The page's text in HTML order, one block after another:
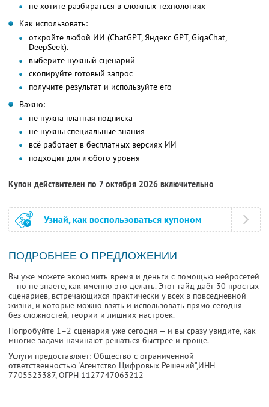
не хотите разбираться в сложных технологиях
Как использовать:
откройте любой ИИ (ChatGPT, Яндекс GPT, GigaChat,
DeepSeek).
выберите нужный сценарий
скопируйте готовый запрос
получите результат и используйте его
Важно:
не нужна платная подписка
не нужны специальные знания
всё работает в бесплатных версиях ИИ
подходит для любого уровня
Купон действителен по 7 октября 2026 включительно
Узнай, как воспользоваться купоном
ПОДРОБНЕЕ О ПРЕДЛОЖЕНИИ
Вы уже можете экономить время и деньги с помощью нейросетей
— но не знаете, как именно это делать. Этот гайд даёт 30 простых
сценариев, встречающихся практически у всех в повседневной
жизни, и которые можно взять и использовать прямо сегодня —
без сложностей, теории и лишних настроек.
Попробуйте 1–2 сценария уже сегодня — и вы сразу увидите, как
многие задачи начинают решаться быстрее и проще.
Услуги предоставляет: Общество с ограниченной
ответственностью "Агентство Цифровых Решений",ИНН
7705523387, ОГРН 1127747063212